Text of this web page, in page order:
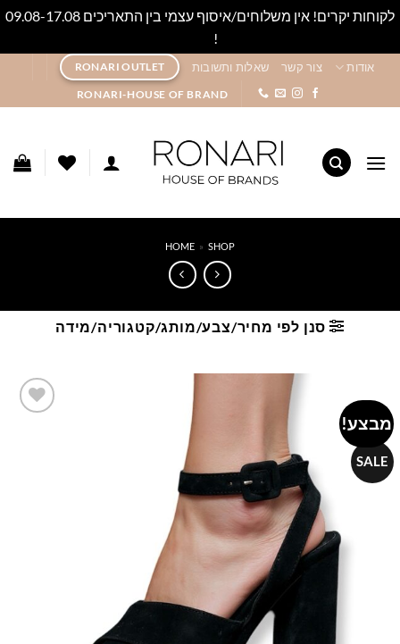
לקוחות יקרים! אין משלוחים/איסוף עצמי בין התאריכים 09.08-17.08
!
content
אודות צור קשר שאלות ותשובות RONARI OUTLET
RONARI-HOUSE OF BRAND
HOME » SHOP
סנן לפי מחיר/צבע/מותג/קטגוריה/מידה
מבצע!
SALE